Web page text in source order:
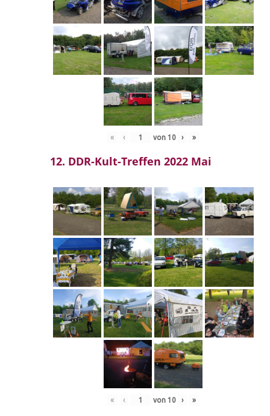
« ‹ von 10 › »
12. DDR-Kult-Treffen 2022 Mai
« ‹ von 10 › »